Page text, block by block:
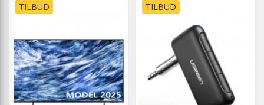
TILBUD TILBUD